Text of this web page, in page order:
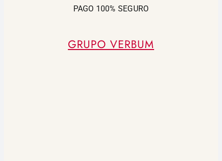
PAGO 100% SEGURO
GRUPO VERBUM